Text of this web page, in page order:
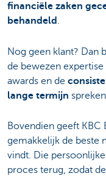
financiële zaken
behandeld .
Nog geen klant? Dan
de bewezen expertise
awards en de
lange termijn
Bovendien geeft KBC
gemakkelijk de beste
vindt. Die
proces terug, zodat